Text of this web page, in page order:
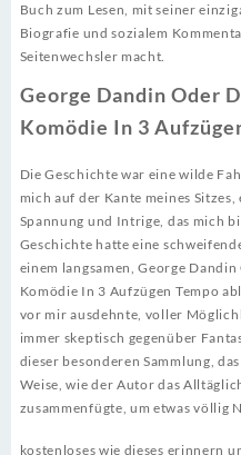
Buch zum Lesen, mit seiner
Biografie und sozialem
Seitenwechsler macht.
George Dandin Oder
Komödie In 3
Die Geschichte war eine wilde
mich auf der Kante meines
Spannung und Intrige, das mich
Geschichte hatte eine
einem langsamen, George
Komödie In 3 Aufzügen Tempo
vor mir ausdehnte, voller
immer skeptisch gegenüber
dieser besonderen Sammlung,
Weise, wie der Autor das
zusammenfügte, um etwas völlig
kostenloses wie dieses erinnern